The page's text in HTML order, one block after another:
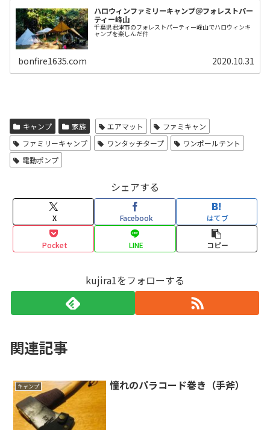
ハロウィンファミリーキャンプ＠フォレストパー
ティー峰山
千葉県君津市のフォレストパーティー峰山でハロウィンキ
ャンプを楽しんだ件
bonfire1635.com 2020.10.31
キャンプ 家族 エアマット
ファミキャン
ファミリーキャンプ
ワンタッチタープ
ワンポールテント
電動ポンプ
シェアする
X Facebook はてブ
Pocket LINE コピー
kujira1をフォローする
関連記事
キャンプ 憧れのパラコード巻き（手斧）